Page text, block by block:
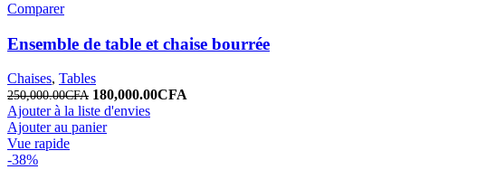
Comparer
Ensemble de table et chaise bourrée
Chaises, Tables
250,000.00CFA 180,000.00CFA
Ajouter à la liste d'envies
Ajouter au panier
Vue rapide
-38%